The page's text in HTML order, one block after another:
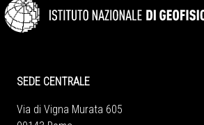
SEDE CENTRALE
Via di Vigna Murata 605